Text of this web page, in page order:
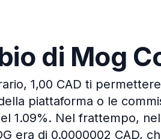
di Mog
1,00 CAD ti
piattaforma o le
1.09%. Nel frattempo,
era di 0.0000002 CAD,